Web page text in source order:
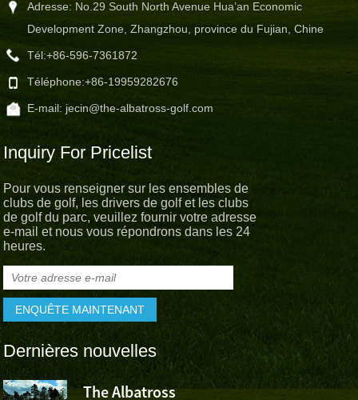
Adresse: No.29 South North Avenue Hua’an Economic
Development Zone, Zhangzhou, province du Fujian, Chine
Tél:+86-596-7361872
Téléphone:+86-19959282676
E-mail: jecin@the-albatross-golf.com
Inquiry For Pricelist
Pour vous renseigner sur les ensembles de
clubs de golf, les drivers de golf et les clubs
de golf du parc, veuillez fournir votre adresse
e-mail et nous vous répondrons dans les 24
heures.
Dernières nouvelles
The Albatross L’Albatross